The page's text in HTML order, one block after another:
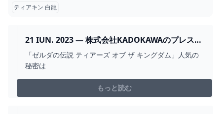
ティアキン 白龍
21 IUN. 2023 — 株式会社KADOKAWAのプレスリ
リース（2023年6月21日 2024
「ゼルダの伝説 ティアーズ オブ ザ キングダム」人気の
秘密は
もっと読む